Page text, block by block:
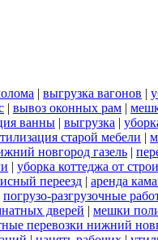
| выгрузка вагонов |
| вывоз оконных рам |
ванны | выгрузка |
старой мебели |
новгород газель |
| уборка коттеджа от
переезд | аренда
погрузо-разгрузочные
дверей | мешки
перевозки нижний